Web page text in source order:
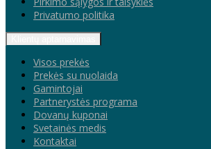
Privatumo politika
Visos prekės
Prekės su nuolaida
Gamintojai
Partnerystės programa
Dovanų kuponai
Svetainės medis
Kontaktai